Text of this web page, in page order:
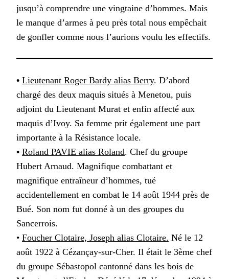
jusqu’à comprendre une vingtaine d’hommes. Mais
le manque d’armes à peu près total nous empêchait
de gonfler comme nous l’aurions voulu les effectifs.
• Lieutenant Roger Bardy alias Berry. D’abord
chargé des deux maquis situés à Menetou, puis
adjoint du Lieutenant Murat et enfin affecté aux
maquis d’Ivoy. Sa femme prit également une part
importante à la Résistance locale.
• Roland PAVIE alias Roland. Chef du groupe
Hubert Arnaud. Magnifique combattant et
magnifique entraîneur d’hommes, tué
accidentellement en combat le 14 août 1944 près de
Bué. Son nom fut donné à un des groupes du
Sancerrois.
• Foucher Clotaire, Joseph alias Clotaire. Né le 12
août 1922 à Cézançay-sur-Cher. Il était le 3ème chef
du groupe Sébastopol cantonné dans les bois de